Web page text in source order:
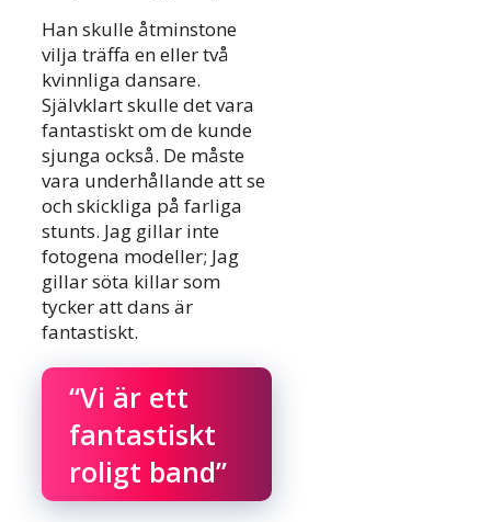
Han skulle åtminstone
vilja träffa en eller två
kvinnliga dansare.
Självklart skulle det vara
fantastiskt om de kunde
sjunga också. De måste
vara underhållande att se
och skickliga på farliga
stunts. Jag gillar inte
fotogena modeller; Jag
gillar söta killar som
tycker att dans är
fantastiskt.
“Vi är ett
fantastiskt
roligt band”